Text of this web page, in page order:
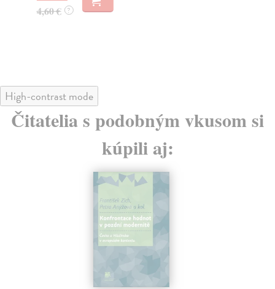
4,60 € ?
High-contrast mode
Čitatelia s podobným vkusom si
kúpili aj: